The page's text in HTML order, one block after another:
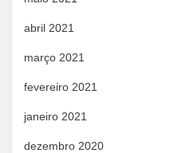
abril 2021
março 2021
fevereiro 2021
janeiro 2021
dezembro 2020